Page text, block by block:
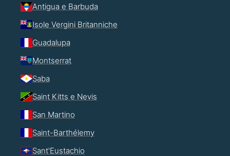
Antigua e Barbuda
Isole Vergini Britanniche
Guadalupa
Montserrat
Saba
Saint Kitts e Nevis
San Martino
Saint-Barthélemy
Sant'Eustachio